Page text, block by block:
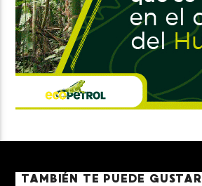
TAMBIÉN TE PUEDE GUSTAR